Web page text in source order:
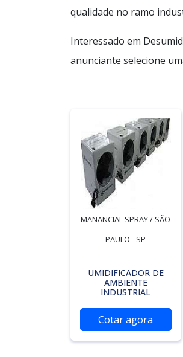
qualidade no ramo
Interessado em
anunciante selecione
MANANCIAL SPRAY / SÃO
PAULO - SP
UMIDIFICADOR DE
AMBIENTE
INDUSTRIAL
Cotar agora